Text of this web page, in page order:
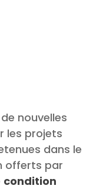
nouvelles
les projets
dans le
offerts par
condition